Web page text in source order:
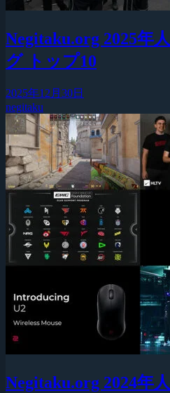
Negitaku.org 2025年
グ トップ10
2025年12月30日
negitaku
Negitaku.org 2024年